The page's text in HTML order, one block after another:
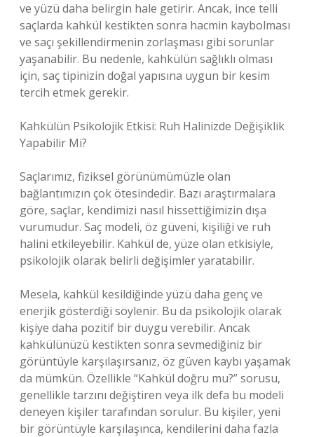
ve yüzü daha belirgin hale getirir. Ancak, ince telli
saçlarda kahkül kestikten sonra hacmin kaybolması
ve saçı şekillendirmenin zorlaşması gibi sorunlar
yaşanabilir. Bu nedenle, kahkülün sağlıklı olması
için, saç tipinizin doğal yapısına uygun bir kesim
tercih etmek gerekir.
Kahkülün Psikolojik Etkisi: Ruh Halinizde Değişiklik
Yapabilir Mi?
Saçlarımız, fiziksel görünümümüzle olan
bağlantımızın çok ötesindedir. Bazı araştırmalara
göre, saçlar, kendimizi nasıl hissettiğimizin dışa
vurumudur. Saç modeli, öz güveni, kişiliği ve ruh
halini etkileyebilir. Kahkül de, yüze olan etkisiyle,
psikolojik olarak belirli değişimler yaratabilir.
Mesela, kahkül kesildiğinde yüzü daha genç ve
enerjik gösterdiği söylenir. Bu da psikolojik olarak
kişiye daha pozitif bir duygu verebilir. Ancak
kahkülünüzü kestikten sonra sevmediğiniz bir
görüntüyle karşılaşırsanız, öz güven kaybı yaşamak
da mümkün. Özellikle “Kahkül doğru mu?” sorusu,
genellikle tarzını değiştiren veya ilk defa bu modeli
deneyen kişiler tarafından sorulur. Bu kişiler, yeni
bir görüntüyle karşılaşınca, kendilerini daha fazla